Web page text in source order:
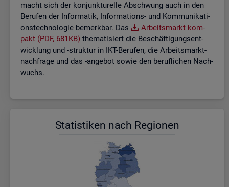
macht sich der kon­junk­tu­rel­le Ab­schwung auch in den
Be­ru­fen der In­for­ma­tik, In­for­ma­ti­ons- und Kom­mu­ni­ka­ti­
ons­tech­no­lo­gie be­merk­bar. Das
Ar­beits­markt kom­
pakt (PDF, 681KB) the­ma­ti­siert die Be­schäf­ti­gungs­ent­
wick­lung und -struk­tur in IKT-Be­ru­fen, die Ar­beits­markt­
nach­fra­ge und das -an­ge­bot sowie den be­ruf­li­chen Nach­
wuchs.
Sta­tis­ti­ken nach Re­gio­nen